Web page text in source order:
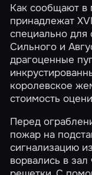
Как сообщают в
принадлежат
специально для
Сильного и
драгоценные
королевское
стоимость
Перед
пожар на
сигнализацию
ворвались в зал